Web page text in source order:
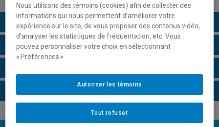
Description du cours
Horaire - Été 2026
Nous utilisons des témoins (cookies) afin de collecter des
informations qui nous permettent d’améliorer votre
expérience sur le site, de vous proposer des contenus vidéo,
d’analyser les statistiques de fréquentation, etc. Vous
pouvez personnaliser votre choix en sélectionnant
« Préférences ».
Tout refuser
Autoriser les témoins